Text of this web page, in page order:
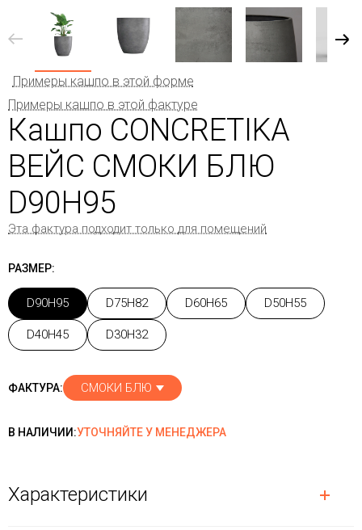
Примеры кашпо в этой форме
Примеры кашпо в этой фактуре
Кашпо CONCRETIKA
ВЕЙС СМОКИ БЛЮ
D90H95
Эта фактура подходит только для помещений
РАЗМЕР:
D90H95 D75H82 D60H65 D50H55
D40H45 D30H32
ФАКТУРА: СМОКИ БЛЮ
В НАЛИЧИИ:УТОЧНЯЙТЕ У МЕНЕДЖЕРА
Характеристики